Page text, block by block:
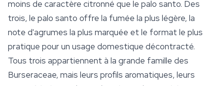
moins de caractère citronné que le palo santo. Des
trois, le palo santo offre la fumée la plus légère, la
note d'agrumes la plus marquée et le format le plus
pratique pour un usage domestique décontracté.
Tous trois appartiennent à la grande famille des
Burseraceae, mais leurs profils aromatiques, leurs